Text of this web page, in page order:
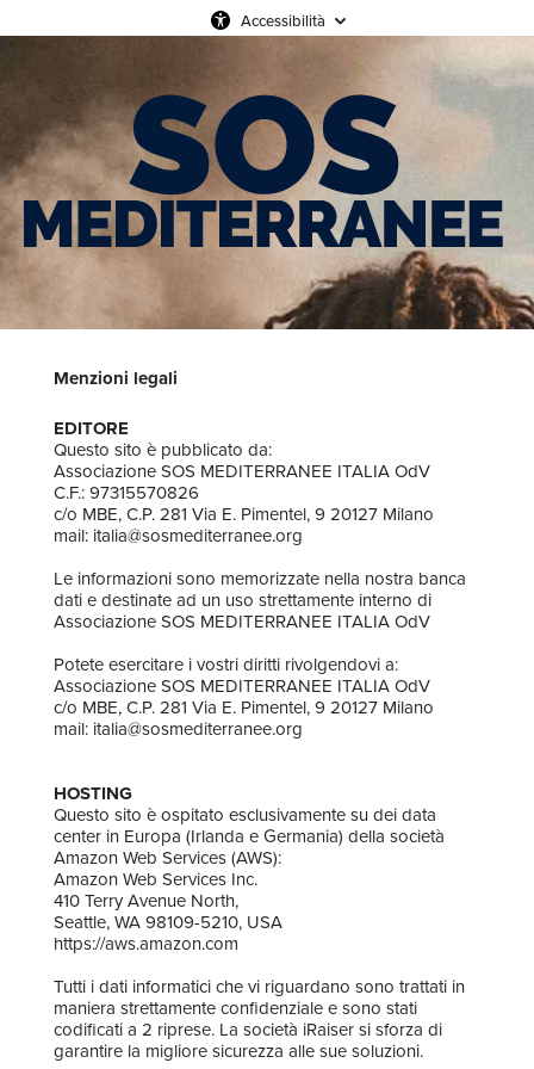
Accessibilità
Menzioni legali
EDITORE
Questo sito è pubblicato da:
Associazione SOS MEDITERRANEE ITALIA OdV
C.F.: 97315570826
c/o MBE, C.P. 281 Via E. Pimentel, 9 20127 Milano
mail: italia@sosmediterranee.org
Le informazioni sono memorizzate nella nostra banca
dati e destinate ad un uso strettamente interno di
Associazione SOS MEDITERRANEE ITALIA OdV
Potete esercitare i vostri diritti rivolgendovi a:
Associazione SOS MEDITERRANEE ITALIA OdV
c/o MBE, C.P. 281 Via E. Pimentel, 9 20127 Milano
mail: italia@sosmediterranee.org
HOSTING
Questo sito è ospitato esclusivamente su dei data
center in Europa (Irlanda e Germania) della società
Amazon Web Services (AWS):
Amazon Web Services Inc.
410 Terry Avenue North,
Seattle, WA 98109-5210, USA
https://aws.amazon.com
Tutti i dati informatici che vi riguardano sono trattati in
maniera strettamente confidenziale e sono stati
codificati a 2 riprese. La società iRaiser si sforza di
garantire la migliore sicurezza alle sue soluzioni.